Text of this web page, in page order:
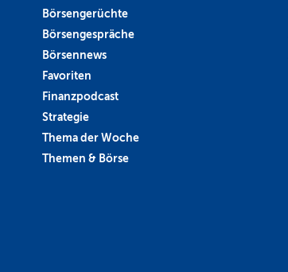
Börsengerüchte
Börsengespräche
Börsennews
Favoriten
Finanzpodcast
Strategie
Thema der Woche
Themen & Börse